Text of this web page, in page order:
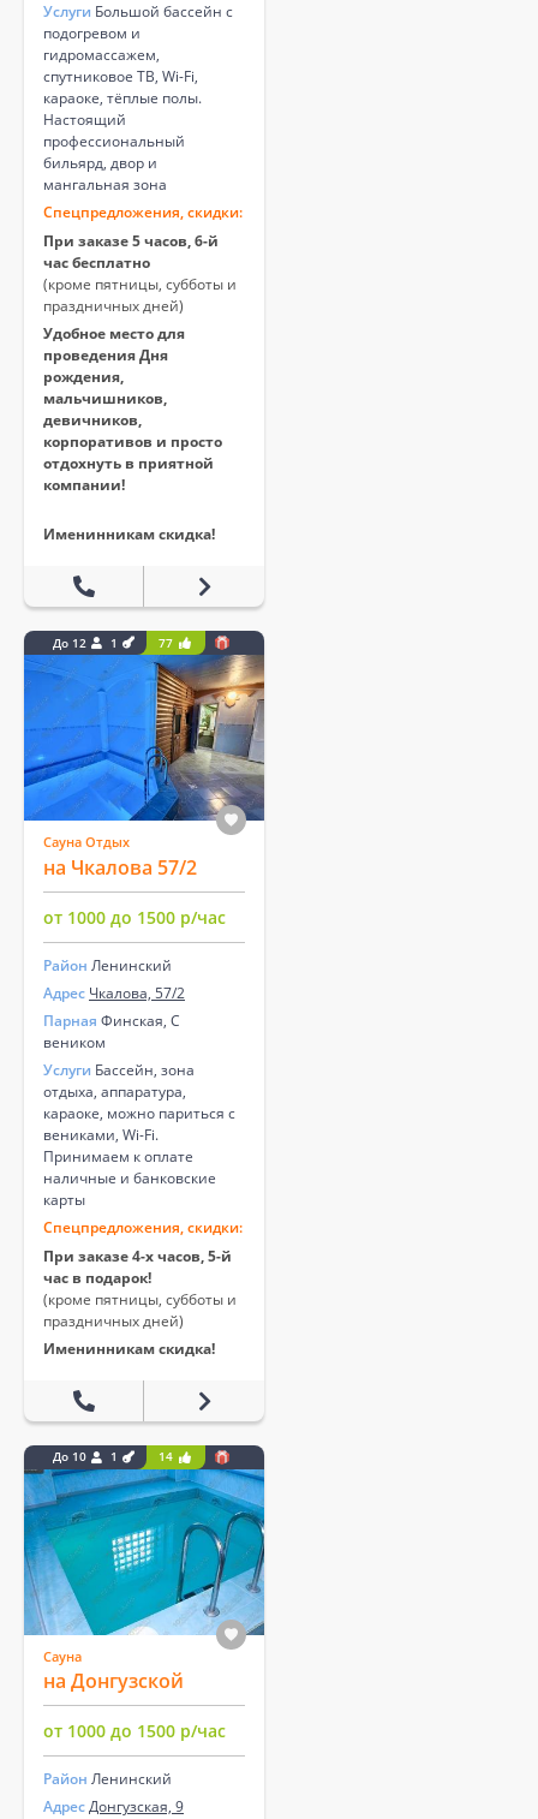
Услуги Большой бассейн с
подогревом и
гидромассажем,
спутниковое ТВ, Wi-Fi,
караоке, тёплые полы.
Настоящий
профессиональный
бильярд, двор и
мангальная зона
Спецпредложения, скидки:
При заказе 5 часов, 6-й
час бесплатно
(кроме пятницы, субботы и
праздничных дней)
Удобное место для
проведения Дня
рождения,
мальчишников,
девичников,
корпоративов и просто
отдохнуть в приятной
компании!
Именинникам скидка!
До 12 1 77
Сауна Отдых
на Чкалова 57/2
от 1000 до 1500 р/час
Район Ленинский
Адрес Чкалова, 57/2
Парная Финская, С
веником
Услуги Бассейн, зона
отдыха, аппаратура,
караоке, можно париться с
вениками, Wi-Fi.
Принимаем к оплате
наличные и банковские
карты
Спецпредложения, скидки:
При заказе 4-х часов, 5-й
час в подарок!
(кроме пятницы, субботы и
праздничных дней)
Именинникам скидка!
До 10 1 14
Сауна
на Донгузской
от 1000 до 1500 р/час
Район Ленинский
АдресДонгузская, 9